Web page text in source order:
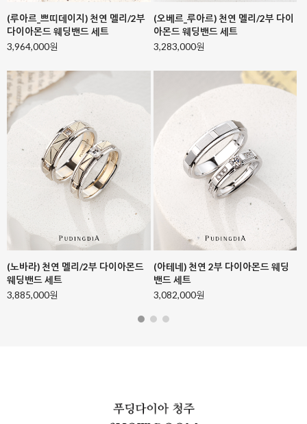
(루아르_쁘띠데이지) 천연 멜리/2부
다이아몬드 웨딩밴드 세트
3,964,000원
(오베르_루아르) 천연 멜리/2부 다이
아몬드 웨딩밴드 세트
3,283,000원
(노바라) 천연 멜리/2부 다이아몬드
웨딩밴드 세트
3,885,000원
(아테네) 천연 2부 다이아몬드 웨딩
밴드 세트
3,082,000원